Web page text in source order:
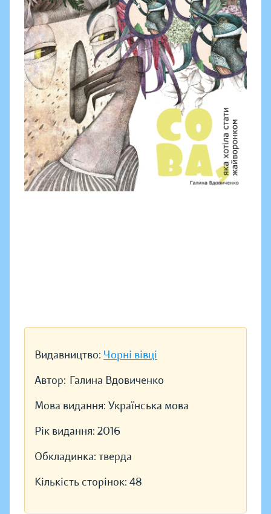
Видавництво: Чорні вівці
Автор: Галина Вдовиченко
Мова видання: Українська мова
Рік видання: 2016
Обкладинка: тверда
Кількість сторінок: 48